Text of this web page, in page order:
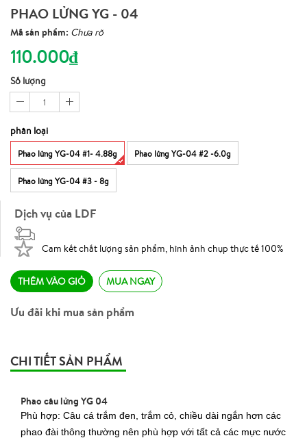
PHAO LỬNG YG - 04
Mã sản phẩm: Chưa rõ
110.000₫
Số lượng
1
phân loại
Phao lửng YG-04 #1- 4.88g Phao lửng YG-04 #2 -6.0g
Phao lửng YG-04 #3 - 8g
Dịch vụ của LDF
Cam kết chất lượng sản phẩm, hình ảnh chụp thực tế 100%
THÊM VÀO GIỎ MUA NGAY
Ưu đãi khi mua sản phẩm
CHI TIẾT SẢN PHẨM
Phao câu lửng YG 04
Phù hợp: Câu cá trắm đen, trắm cỏ, chiều dài ngắn hơn các
phao đài thông thường nên phù hợp với tất cả các mực nước